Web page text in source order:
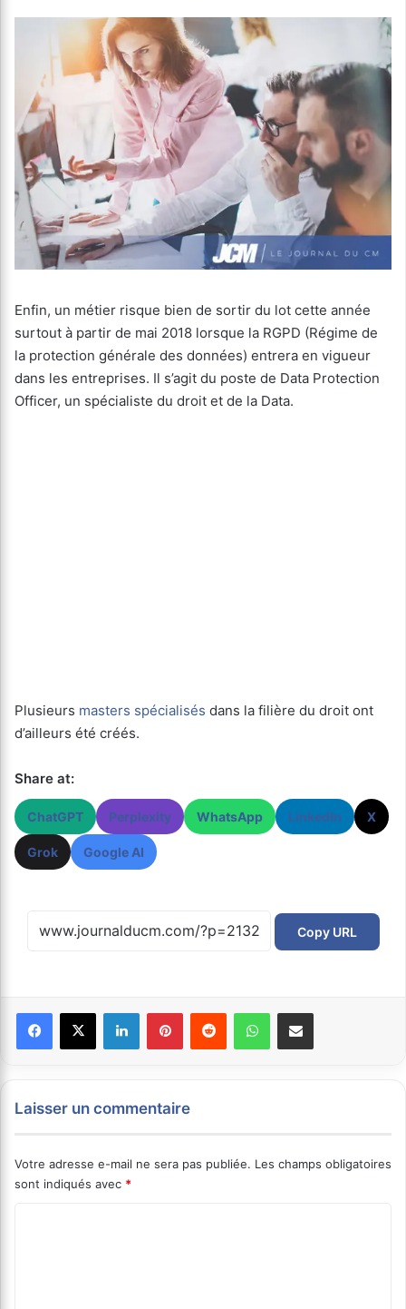
Enfin, un métier risque bien de sortir du lot cette année
surtout à partir de mai 2018 lorsque la RGPD (Régime de
la protection générale des données) entrera en vigueur
dans les entreprises. Il s’agit du poste de Data Protection
Officer, un spécialiste du droit et de la Data.
Plusieurs masters spécialisés dans la filière du droit ont
d’ailleurs été créés.
Share at:
ChatGPT Perplexity WhatsApp LinkedIn X
Grok Google AI
Copy URL
Laisser un commentaire
Votre adresse e-mail ne sera pas publiée. Les champs obligatoires
sont indiqués avec *